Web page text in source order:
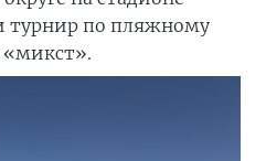
турнир по пляжному
«микст».